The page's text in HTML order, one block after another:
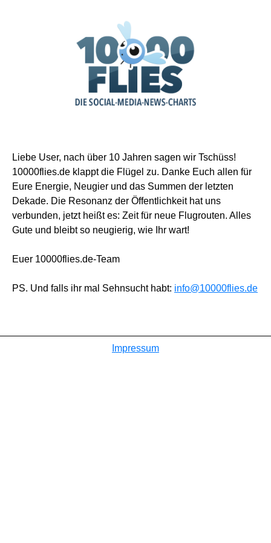
Liebe User, nach über 10 Jahren sagen wir Tschüss!
10000flies.de klappt die Flügel zu. Danke Euch allen für
Eure Energie, Neugier und das Summen der letzten
Dekade. Die Resonanz der Öffentlichkeit hat uns
verbunden, jetzt heißt es: Zeit für neue Flugrouten. Alles
Gute und bleibt so neugierig, wie Ihr wart!
Euer 10000flies.de-Team
PS. Und falls ihr mal Sehnsucht habt: info@10000flies.de
Impressum